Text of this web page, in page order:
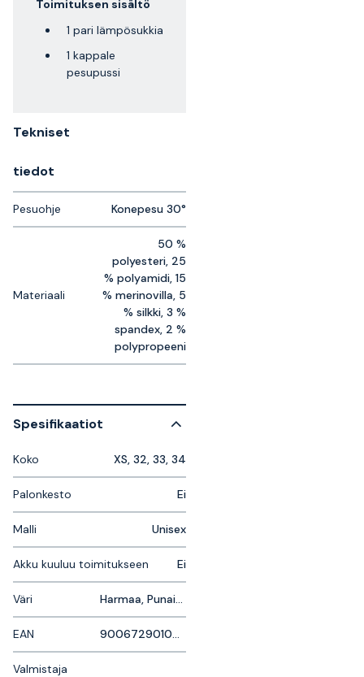
Toimituksen sisältö
1 pari lämpösukkia
1 kappale
pesupussi
Tekniset
tiedot
Pesuohje Konepesu 30°
Materiaali
50 %
polyesteri, 25
% polyamidi, 15
% merinovilla, 5
% silkki, 3 %
spandex, 2 %
polypropeeni
Spesifikaatiot
Koko XS, 32, 33, 34
Palonkesto Ei
Malli Unisex
Akku kuuluu toimitukseen Ei
Väri Harmaa, Punainen, Musta
EAN
Valmistaja